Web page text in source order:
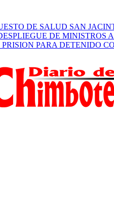
DE SALUD SAN
DE MINISTROS
PARA DETENIDO